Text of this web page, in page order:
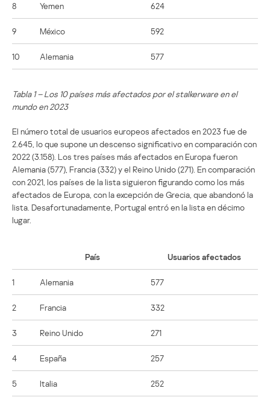
8 Yemen 624
9 México 592
10 Alemania 577
Tabla 1 – Los 10 países más afectados por el stalkerware en el
mundo en 2023
El número total de usuarios europeos afectados en 2023 fue de
2.645, lo que supone un descenso significativo en comparación con
2022 (3.158). Los tres países más afectados en Europa fueron
Alemania (577), Francia (332) y el Reino Unido (271). En comparación
con 2021, los países de la lista siguieron figurando como los más
afectados de Europa, con la excepción de Grecia, que abandonó la
lista. Desafortunadamente, Portugal entró en la lista en décimo
lugar.
País Usuarios afectados
1 Alemania 577
2 Francia 332
3 Reino Unido 271
4 España 257
5 Italia 252